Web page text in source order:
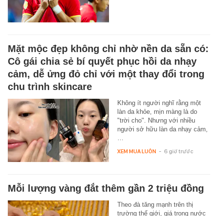
Mặt mộc đẹp không chỉ nhờ nền da sẵn có:
Cô gái chia sẻ bí quyết phục hồi da nhạy
cảm, dễ ửng đỏ chỉ với một thay đổi trong
chu trình skincare
Không ít người nghĩ rằng một
làn da khỏe, mịn màng là do
"trời cho". Nhưng với nhiều
người sở hữu làn da nhạy cảm,
XEM MUA LUÔN - 6 giờ trước
Mỗi lượng vàng đắt thêm gần 2 triệu đồng
Theo đà tăng mạnh trên thị
trường thế giới, giá trong nước